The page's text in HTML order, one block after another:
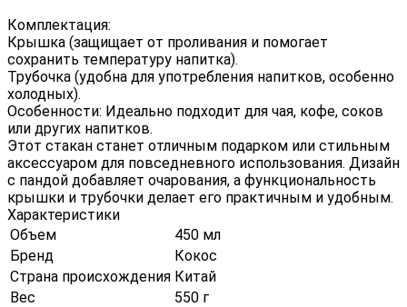
Комплектация:
Крышка (защищает от проливания и помогает
сохранить температуру напитка).
Трубочка (удобна для употребления напитков, особенно
холодных).
Особенности: Идеально подходит для чая, кофе, соков
или других напитков.
Этот стакан станет отличным подарком или стильным
аксессуаром для повседневного использования. Дизайн
с пандой добавляет очарования, а функциональность
крышки и трубочки делает его практичным и удобным.
Характеристики
Объем
450 мл
Бренд
Кокос
Страна происхождения Китай
Вес
550 г